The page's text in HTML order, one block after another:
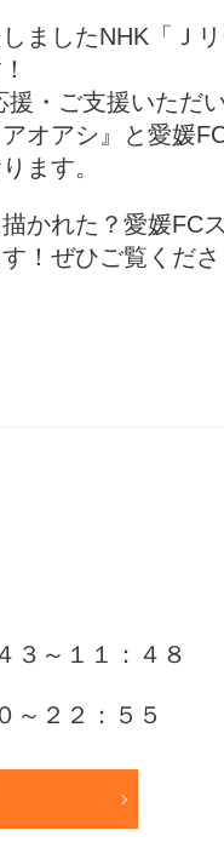
アカデミー
ましたNHK「Ｊ
・ご支援いただ
オアシ』と愛媛
ます。
かれた？愛媛FC
！ぜひご覧くださ
３～１１：４８
～２２：５５